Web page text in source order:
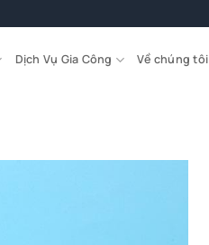
Dịch Vụ Gia Công Về chúng tôi